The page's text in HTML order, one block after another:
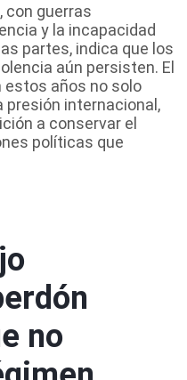
con guerras
y la incapacidad
partes, indica que los
aún persisten. El
años no solo
internacional,
a conservar el
políticas que
no